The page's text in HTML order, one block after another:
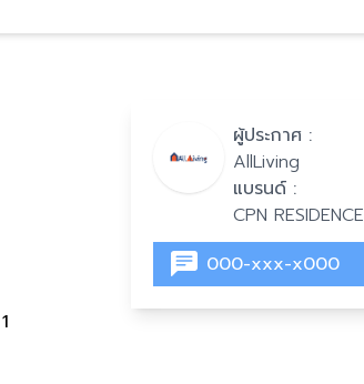
ผู้ประกาศ :
AllLiving
แบรนด์ :
CPN RESIDENCE
000-xxx-x000